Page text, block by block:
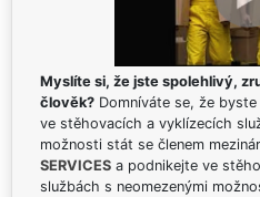
Myslíte si, že jste spolehlivý,
člověk? Domníváte se, že
ve stěhovacích a vyklízecích
možnosti stát se členem
SERVICES a podnikejte ve
službách s neomezenými